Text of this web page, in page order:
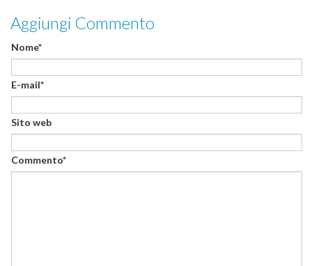
Aggiungi Commento
Nome*
E-mail*
Sito web
Commento*